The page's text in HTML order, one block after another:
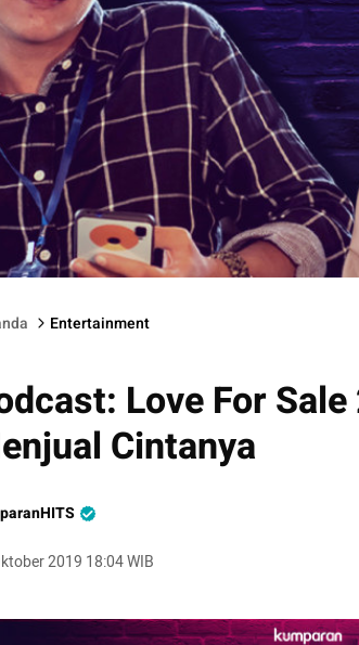
Entertainment
Love For
Cintanya
2019 18:04 WIB